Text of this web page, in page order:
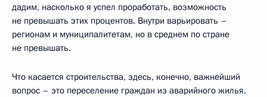
дадим, насколько я успел проработать, возможность
не превышать этих процентов. Внутри варьировать –
регионам и муниципалитетам, но в среднем по стране
не превышать.
Что касается строительства, здесь, конечно, важнейший
вопрос – это переселение граждан из аварийного жилья.